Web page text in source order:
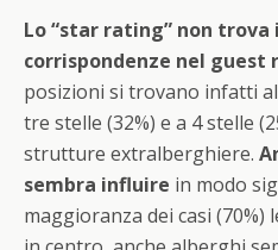
Lo “star rating” non
corrispondenze nel guest
posizioni si trovano infatti
tre stelle (32%) e a 4 stelle
strutture extralberghiere.
sembra influire in modo
maggioranza dei casi